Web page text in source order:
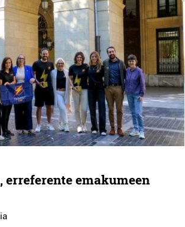
erreferente emakumeen